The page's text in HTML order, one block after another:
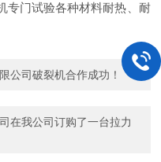
专门试验各种材料耐热、耐
公司破裂机合作成功！
在我公司订购了一台拉力